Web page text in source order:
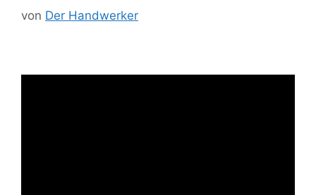
von Der Handwerker